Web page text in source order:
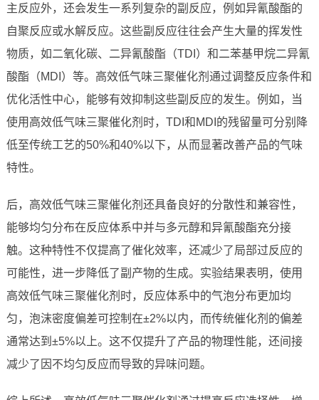
主反应外，还会发生一系列复杂的副反应，例如异氰酸酯的
自聚反应或水解反应。这些副反应往往会产生大量的挥发性
物质，如二氧化碳、二异氰酸酯（TDI）和二苯基甲烷二异氰
酸酯（MDI）等。高效低气味三聚催化剂通过调整反应条件和
优化活性中心，能够有效抑制这些副反应的发生。例如，当
使用高效低气味三聚催化剂时，TDI和MDI的残留量可分别降
低至传统工艺的50%和40%以下，从而显著改善产品的气味
特性。
后，高效低气味三聚催化剂还具备良好的分散性和兼容性，
能够均匀分布在反应体系中并与多元醇和异氰酸酯充分接
触。这种特性不仅提高了催化效率，还减少了局部过反应的
可能性，进一步降低了副产物的生成。实验结果表明，使用
高效低气味三聚催化剂时，反应体系中的气泡分布更加均
匀，泡沫密度偏差可控制在±2%以内，而传统催化剂的偏差
通常达到±5%以上。这不仅提升了产品的物理性能，还间接
减少了因不均匀反应而导致的异味问题。